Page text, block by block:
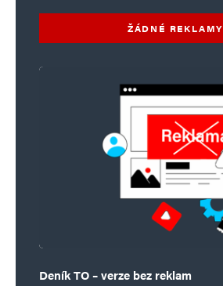
ŽÁDNÉ REKLAMY
Deník TO – verze bez reklam